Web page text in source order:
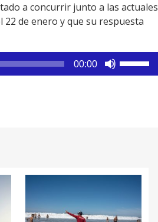
a concurrir junto a las actuales
de enero y que su respuesta
00:00
volumen.